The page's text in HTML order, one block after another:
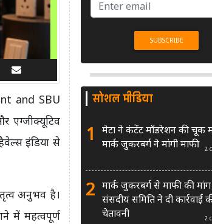
and SBU
एग्जीक्यूटिव
इंडिया से
अनुभव है।
में महत्वपूर्ण
सोशल मीडिया
1
मेटा ने कंटेंट मॉडरेशन की चूक
मार्क जुकरबर्ग ने मांगी माफी
2
2 मार्क जुकरबर्ग से माफी की मांग
संसदीय समिति ने दी कार्रवाई
चेतावनी
2